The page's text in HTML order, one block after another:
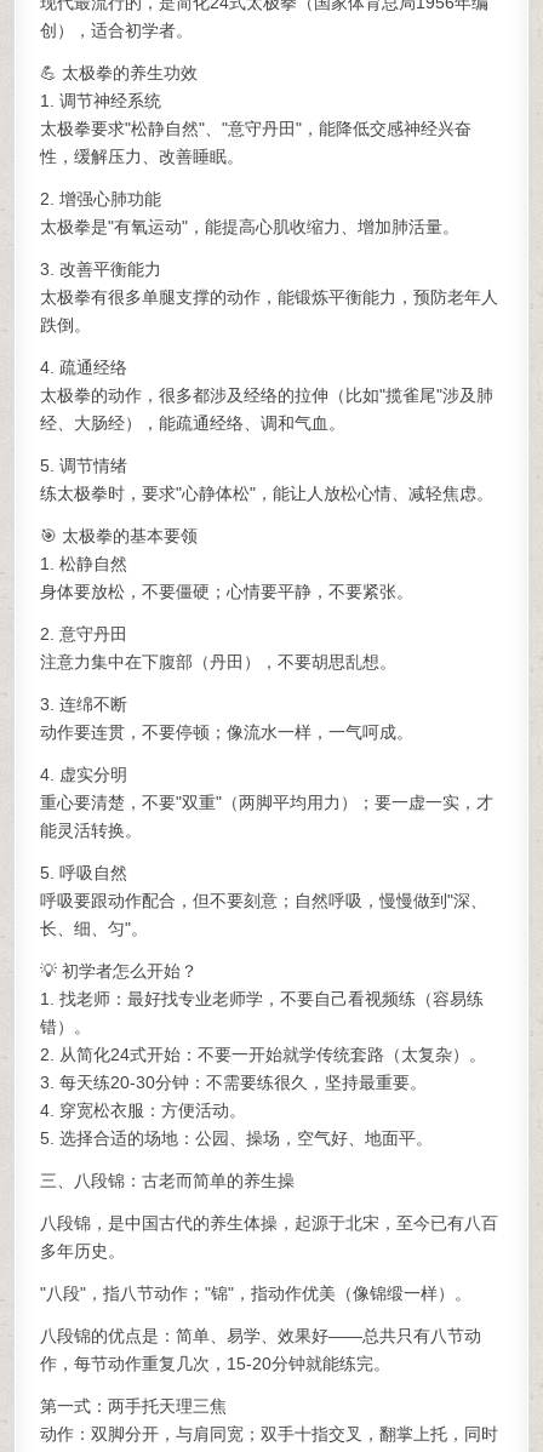
创），适合初学者。
💪 太极拳的养生功效
1. 调节神经系统
太极拳要求"松静自然"、"意守丹田"，能降低交感神经兴奋
性，缓解压力、改善睡眠。
2. 增强心肺功能
太极拳是"有氧运动"，能提高心肌收缩力、增加肺活量。
3. 改善平衡能力
太极拳有很多单腿支撑的动作，能锻炼平衡能力，预防老年人
跌倒。
4. 疏通经络
太极拳的动作，很多都涉及经络的拉伸（比如"揽雀尾"涉及肺
经、大肠经），能疏通经络、调和气血。
5. 调节情绪
练太极拳时，要求"心静体松"，能让人放松心情、减轻焦虑。
🎯 太极拳的基本要领
1. 松静自然
身体要放松，不要僵硬；心情要平静，不要紧张。
2. 意守丹田
注意力集中在下腹部（丹田），不要胡思乱想。
3. 连绵不断
动作要连贯，不要停顿；像流水一样，一气呵成。
4. 虚实分明
重心要清楚，不要"双重"（两脚平均用力）；要一虚一实，才
能灵活转换。
5. 呼吸自然
呼吸要跟动作配合，但不要刻意；自然呼吸，慢慢做到"深、
长、细、匀"。
💡 初学者怎么开始？
1. 找老师：最好找专业老师学，不要自己看视频练（容易练
错）。
2. 从简化24式开始：不要一开始就学传统套路（太复杂）。
3. 每天练20-30分钟：不需要练很久，坚持最重要。
4. 穿宽松衣服：方便活动。
5. 选择合适的场地：公园、操场，空气好、地面平。
三、八段锦：古老而简单的养生操
八段锦，是中国古代的养生体操，起源于北宋，至今已有八百
多年历史。
"八段"，指八节动作；"锦"，指动作优美（像锦缎一样）。
八段锦的优点是：简单、易学、效果好——总共只有八节动
作，每节动作重复几次，15-20分钟就能练完。
第一式：两手托天理三焦
动作：双脚分开，与肩同宽；双手十指交叉，翻掌上托，同时